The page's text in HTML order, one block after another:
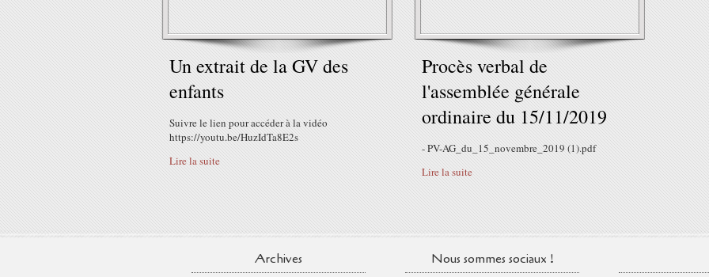
Un extrait de la GV des
enfants
Suivre le lien pour accéder à la vidéo
https://youtu.be/HuzIdTa8E2s
Lire la suite
Procès verbal de
l'assemblée générale
ordinaire du 15/11/2019
- PV-AG_du_15_novembre_2019 (1).pdf
Lire la suite
Archives Nous sommes sociaux !